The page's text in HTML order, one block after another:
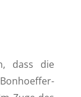
dass die